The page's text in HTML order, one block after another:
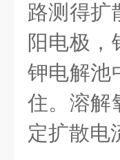
路测得扩
阳电极，
钾电解池
住。溶解
定扩散电